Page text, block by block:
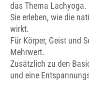
das Thema Lachyoga.
Sie erleben, wie die
wirkt.
Für Körper, Geist und
Mehrwert.
Zusätzlich zu den
und eine